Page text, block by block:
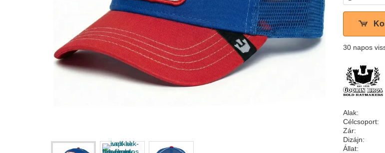
30 napos
Alak:
Célcsoport:
Zár:
Dizájn:
Állat: